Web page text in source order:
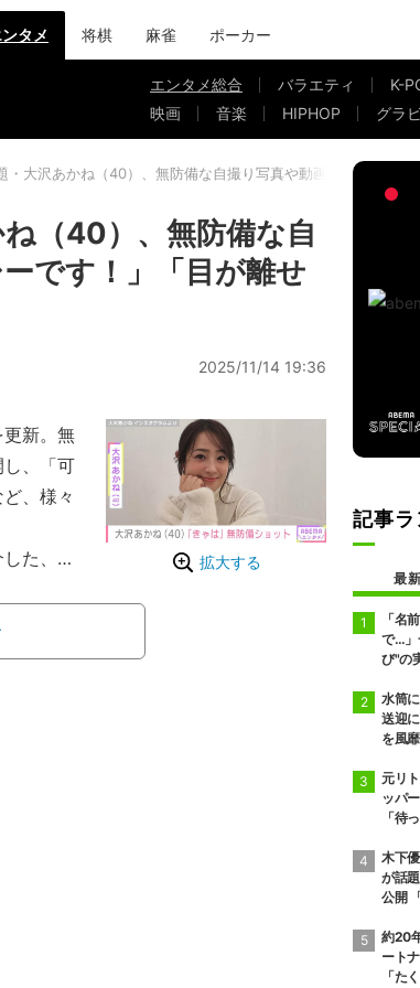
タメ 将棋 麻雀 ポーカー
エンタメ総合 バラエティ K-
映画
音楽 HIPHOP グラ
・大沢あかね（40）、無防備な自撮り写真や動画に反響「セク
（40）、無防備な自
です！」「目が離せ
2025/11/14 19:36
拡大する
新。無
、「可
、様々
た、水
ーズを
デなど
記事
最新
「名
で…」
び"の
水筒
送迎
を風
元リ
ッパ
「待
木下
が話
公開
ぎる
約20
ート
「た